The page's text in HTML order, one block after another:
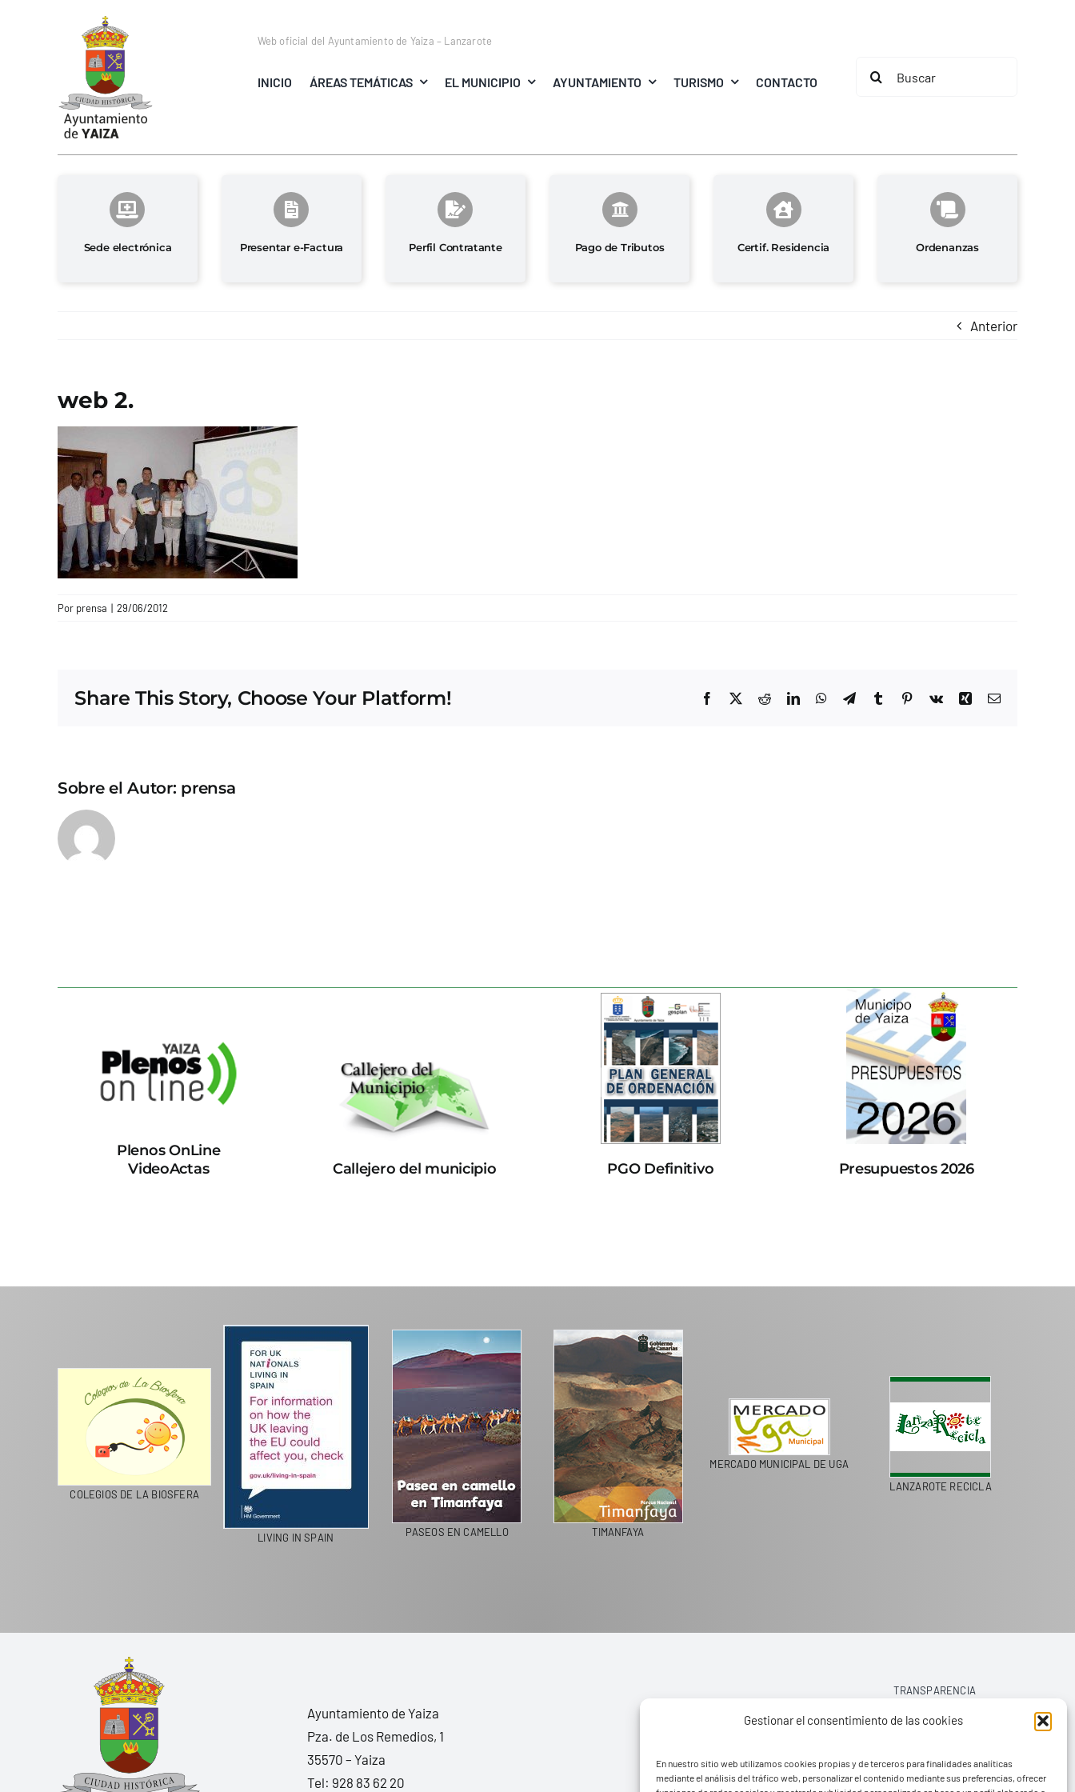
Gestionar el consentimiento de las cookies
En nuestro sitio web utilizamos cookies propias y de terceros para finalidades analíticas
mediante el análisis del tráfico web, personalizar el contenido mediante sus preferencias, ofrecer
Web oficial del Ayuntamiento de Yaiza – Lanzarote
INICIO ÁREAS TEMÁTICAS EL MUNICIPIO AYUNTAMIENTO TURISMO CONTACTO
Buscar:
Sede electrónica Presentar e-Factura Perfil Contratante Pago de Tributos Certif. Residencia Ordenanzas
Anterior
web 2.
Por prensa | 29/06/2012
Share This Story, Choose Your Platform! Facebook
X RedditLinkedInWhatsApp
TelegramTumblrPinterest
Vk Xing Correo
Sobre el Autor: prensa
Plenos OnLine
VideoActas
Callejero del municipio PGO Definitivo Presupuestos 2026
COLEGIOS DE LA BIOSFERA
LIVING IN SPAIN PASEOS EN CAMELLO TIMANFAYA
MERCADO MUNICIPAL DE UGA
LANZAROTE RECICLA
Ayuntamiento de Yaiza
Pza. de Los Remedios, 1
35570 – Yaiza
Tel: 928 83 62 20
TRANSPARENCIA
AVISO LEGAL
POLÍTICA DE PRIVACIDAD